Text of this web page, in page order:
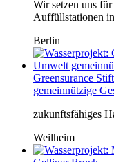
Wir setzen uns
Auffüllstationen
Berlin
Greensurance
gemeinnützige
zukunftsfähiges
Weilheim